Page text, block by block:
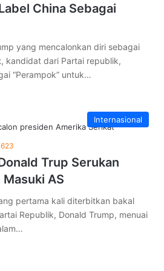
China Sebagai
yang mencalonkan diri sebagai
kandidat dari Partai republik,
“Perampok” untuk…
Internasional
623
Trup Serukan
AS
pertama kali diterbitkan bakal
Republik, Donald Trump, menuai